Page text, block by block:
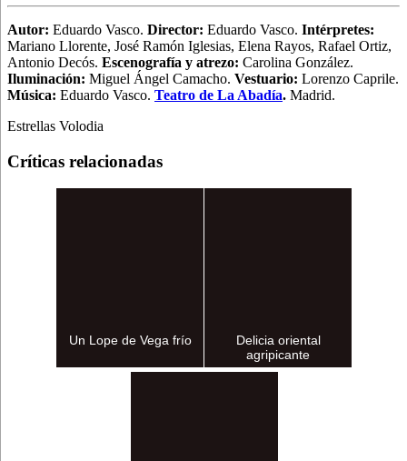
Autor: Eduardo Vasco. Director: Eduardo Vasco. Intérpretes:
Mariano Llorente, José Ramón Iglesias, Elena Rayos, Rafael Ortiz,
Antonio Decós. Escenografía y atrezo: Carolina González.
Iluminación: Miguel Ángel Camacho. Vestuario: Lorenzo Caprile.
Música: Eduardo Vasco. Teatro de La Abadía. Madrid.
Estrellas Volodia
Críticas relacionadas
Un Lope de Vega frío
Delicia oriental
agripicante